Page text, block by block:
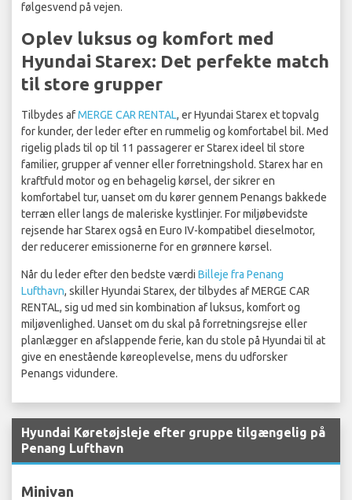
følgesvend på vejen.
Oplev luksus og komfort med
Hyundai Starex: Det perfekte match
til store grupper
Tilbydes afMERGE CAR RENTAL, er Hyundai Starex et topvalg
for kunder, der leder efter en rummelig og komfortabel bil. Med
rigelig plads til op til 11 passagerer er Starex ideel til store
familier, grupper af venner eller forretningshold. Starex har en
kraftfuld motor og en behagelig kørsel, der sikrer en
komfortabel tur, uanset om du kører gennem Penangs bakkede
terræn eller langs de maleriske kystlinjer. For miljøbevidste
rejsende har Starex også en Euro IV-kompatibel dieselmotor,
der reducerer emissionerne for en grønnere kørsel.
Når du leder efter den bedste værdi Billeje fra Penang
Lufthavn, skiller Hyundai Starex, der tilbydes af MERGE CAR
RENTAL, sig ud med sin kombination af luksus, komfort og
miljøvenlighed. Uanset om du skal på forretningsrejse eller
planlægger en afslappende ferie, kan du stole på Hyundai til at
give en enestående køreoplevelse, mens du udforsker
Penangs vidundere.
Hyundai Køretøjsleje efter gruppe tilgængelig på
Penang Lufthavn
Minivan